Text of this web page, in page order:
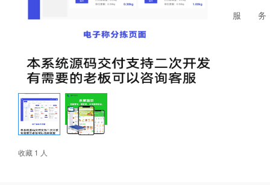
收藏 1 人
服 务